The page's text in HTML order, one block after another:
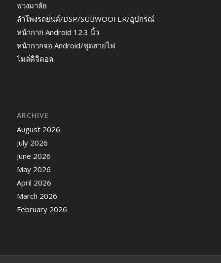
พวงมาลัย
ลำโพงรถยนต์/DSP/SUBWOOFER/อุปกรณ์
หน้ากาก Android 12.3 นิ้ว
หน้ากากจอ Android/ชุดสายไฟ
ไมล์ดิจิตอล
ARCHIVE
August 2026
July 2026
June 2026
May 2026
April 2026
March 2026
February 2026